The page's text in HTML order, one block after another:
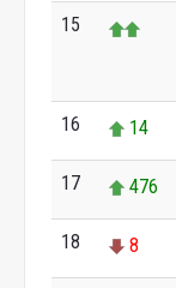
15
16 14
17 476
18 8